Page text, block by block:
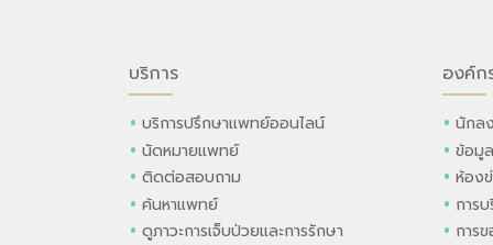
บริการ
บริการปรึกษาแพทย์ออนไลน์
นัดหมายแพทย์
ติดต่อสอบถาม
ค้นหาแพทย์
ดูภาวะการเจ็บป่วยและการรักษา
องค์ก
นักล
ข้อมู
ห้อง
การ
การ